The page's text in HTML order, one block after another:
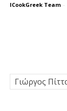
ICookGreek Team -